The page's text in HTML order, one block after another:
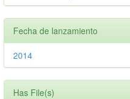
Fecha de lanzamiento
2014
Has File(s)